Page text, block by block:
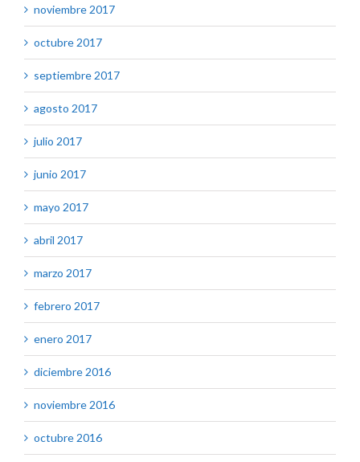
noviembre 2017
octubre 2017
septiembre 2017
agosto 2017
julio 2017
junio 2017
mayo 2017
abril 2017
marzo 2017
febrero 2017
enero 2017
diciembre 2016
noviembre 2016
octubre 2016